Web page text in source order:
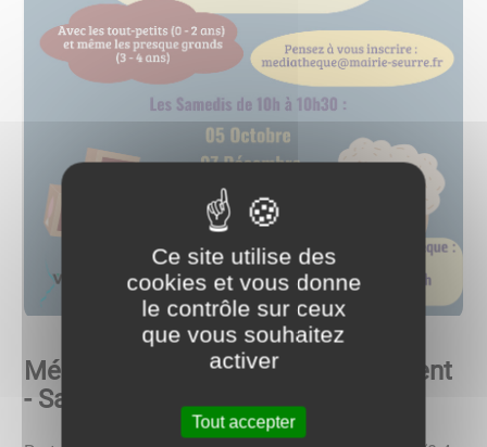
Médiathèque - Les bébés bouquinent
- Samedi 05 octobre
Ce site utilise des
cookies et vous donne
le contrôle sur ceux
que vous souhaitez
activer
Tout accepter